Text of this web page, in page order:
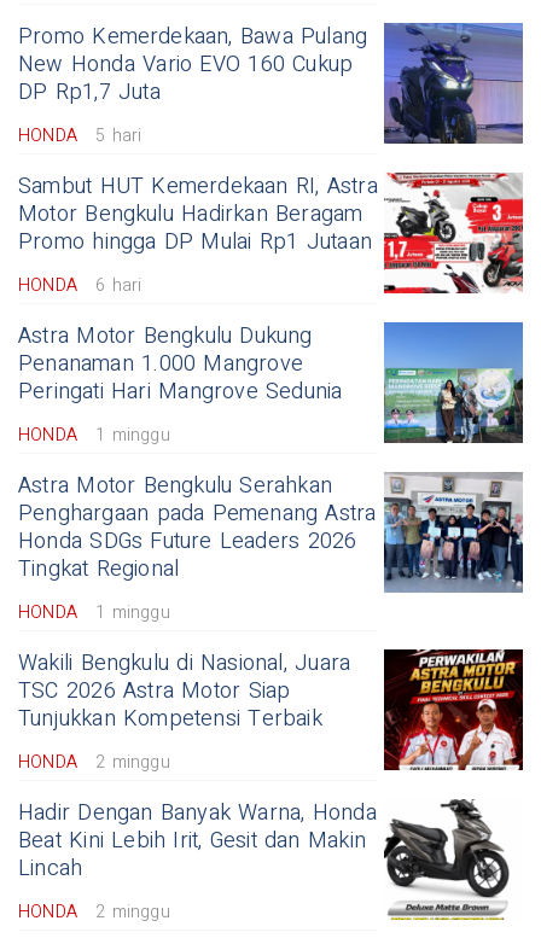
Promo Kemerdekaan, Bawa Pulang
New Honda Vario EVO 160 Cukup
DP Rp1,7 Juta
HONDA 5 hari
Sambut HUT Kemerdekaan RI, Astra
Motor Bengkulu Hadirkan Beragam
Promo hingga DP Mulai Rp1 Jutaan
HONDA 6 hari
Astra Motor Bengkulu Dukung
Penanaman 1.000 Mangrove
Peringati Hari Mangrove Sedunia
HONDA 1 minggu
Astra Motor Bengkulu Serahkan
Penghargaan pada Pemenang Astra
Honda SDGs Future Leaders 2026
Tingkat Regional
HONDA 1 minggu
Wakili Bengkulu di Nasional, Juara
TSC 2026 Astra Motor Siap
Tunjukkan Kompetensi Terbaik
HONDA 2 minggu
Hadir Dengan Banyak Warna, Honda
Beat Kini Lebih Irit, Gesit dan Makin
Lincah
HONDA 2 minggu